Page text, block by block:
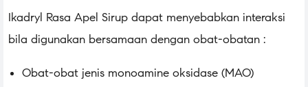
Ikadryl Rasa Apel Sirup dapat menyebabkan interaksi
bila digunakan bersamaan dengan obat-obatan :
Obat-obat jenis monoamine oksidase (MAO)